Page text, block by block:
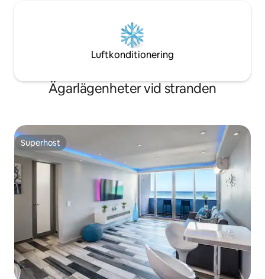
Luftkonditionering
Ägarlägenheter vid stranden
Superhost
Superhost